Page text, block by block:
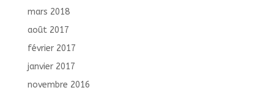
mars 2018
août 2017
février 2017
janvier 2017
novembre 2016